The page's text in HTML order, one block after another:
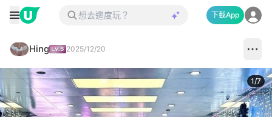
下載App
Hing 2025/12/20
1/7